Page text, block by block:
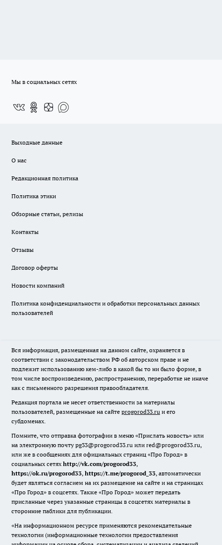
Мы в социальных сетях
Выходные данные
О нас
Редакционная политика
Политика этики
Обзорные статьи, релизы
Контакты
Отзывы
Договор оферты
Новости компаний
Политика конфиденциальности и обработки персональных данных
пользователей
Вся информация, размещенная на данном сайте, охраняется в
соответствии с законодательством РФ об авторском праве и не
подлежит использованию кем-либо в какой бы то ни было форме, в
том числе воспроизведению, распространению, переработке не иначе
как с письменного разрешения правообладателя.
Редакция портала не несет ответственности за материалы
пользователей, размещенные на сайте progorod33.ru и его
субдоменах.
Помните, что отправка фотографии в меню «Прислать новость» или
на электронную почту pg33@progorod33.ru или red@progorod33.ru,
или же в сообщениях для официальных страниц «Про Город» в
социальных сетях http://vk.com/progorod33,
https://ok.ru/progorod33, https://t.me/progorod_33, автоматически
будет являться согласием на их размещение на сайте и на страницах
«Про Город» в соцсетях. Также «Про Город» может передать
присланные через указанные страницы в соцсетях материалы в
сторонние паблики для публикации.
«На информационном ресурсе применяются рекомендательные
технологии (информационные технологии предоставления